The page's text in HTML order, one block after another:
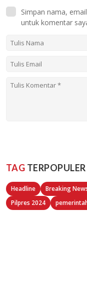
Simpan nama,
untuk komentar
TAG TERPOPULER
Headline Breaking
Pilpres 2024